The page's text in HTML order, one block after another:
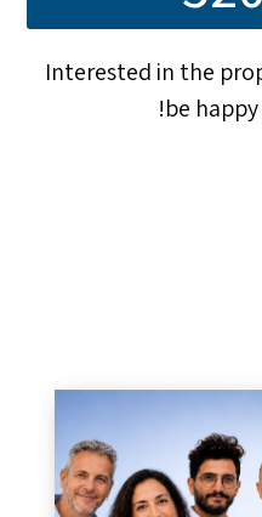
Interested in the
be